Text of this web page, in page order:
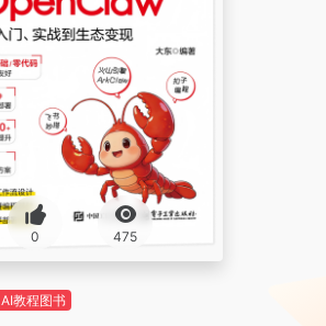
0 475
AI教程图书